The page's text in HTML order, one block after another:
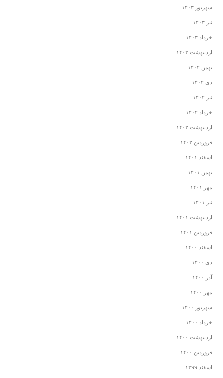
شهریور ۱۴۰۳
تیر ۱۴۰۳
خرداد ۱۴۰۳
اردیبهشت ۱۴۰۳
بهمن ۱۴۰۲
دی ۱۴۰۲
تیر ۱۴۰۲
خرداد ۱۴۰۲
اردیبهشت ۱۴۰۲
فروردین ۱۴۰۲
اسفند ۱۴۰۱
بهمن ۱۴۰۱
مهر ۱۴۰۱
تیر ۱۴۰۱
اردیبهشت ۱۴۰۱
فروردین ۱۴۰۱
اسفند ۱۴۰۰
دی ۱۴۰۰
آذر ۱۴۰۰
مهر ۱۴۰۰
شهریور ۱۴۰۰
خرداد ۱۴۰۰
اردیبهشت ۱۴۰۰
فروردین ۱۴۰۰
اسفند ۱۳۹۹